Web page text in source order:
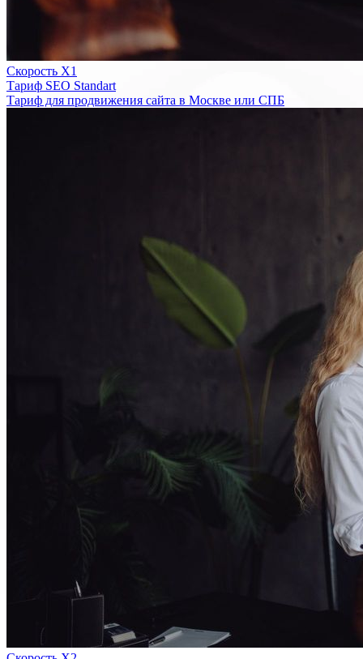
Скорость Х1
Тариф SEO Standart
Тариф для продвижения сайта в Москве или СПБ